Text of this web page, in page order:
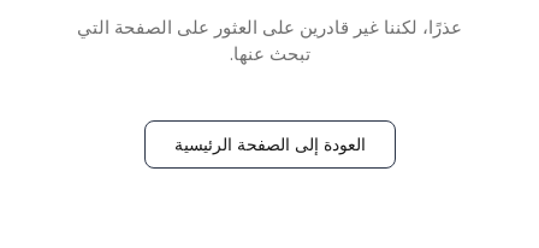
عذرًا، لكننا غير قادرين على العثور على الصفحة التي
تبحث عنها.
العودة إلى الصفحة الرئيسية